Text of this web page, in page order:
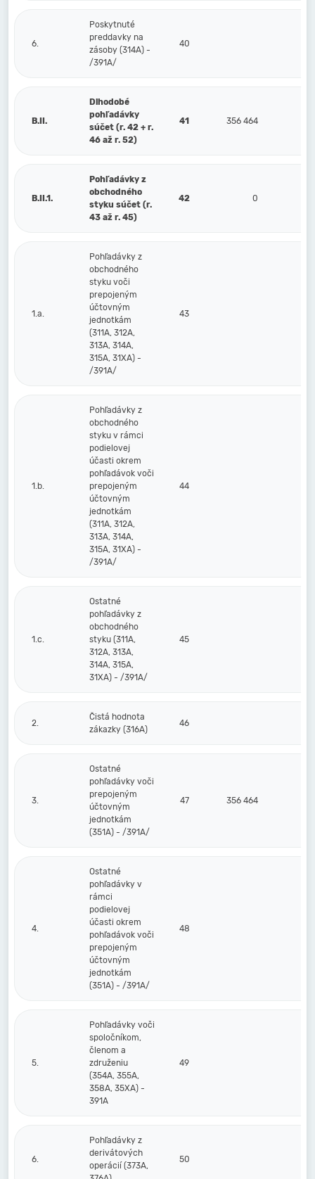
6.
Poskytnuté
preddavky na
zásoby (314A) -
/391A/
40
B.II.
Dlhodobé
pohľadávky
súčet (r. 42 + r.
46 až r. 52)
41 356 464
B.II.1.
Pohľadávky z
obchodného
styku súčet (r.
43 až r. 45)
42 0
1.a.
Pohľadávky z
obchodného
styku voči
prepojeným
účtovným
jednotkám
(311A, 312A,
313A, 314A,
315A, 31XA) -
/391A/
43
1.b.
Pohľadávky z
obchodného
styku v rámci
podielovej
účasti okrem
pohľadávok voči
prepojeným
účtovným
jednotkám
(311A, 312A,
313A, 314A,
315A, 31XA) -
/391A/
44
1.c.
Ostatné
pohľadávky z
obchodného
styku (311A,
312A, 313A,
314A, 315A,
31XA) - /391A/
45
2.
Čistá hodnota
zákazky (316A)
46
3.
Ostatné
pohľadávky voči
prepojeným
účtovným
jednotkám
(351A) - /391A/
47 356 464
4.
Ostatné
pohľadávky v
rámci
podielovej
účasti okrem
pohľadávok voči
prepojeným
účtovným
jednotkám
(351A) - /391A/
48
5.
Pohľadávky voči
spoločníkom,
členom a
združeniu
(354A, 355A,
358A, 35XA) -
391A
49
6.
Pohľadávky z
derivátových
operácií (373A,
50